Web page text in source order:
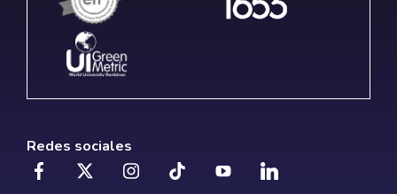
Redes sociales